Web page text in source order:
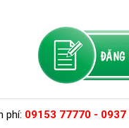
phí: 09153 77770 - 0937